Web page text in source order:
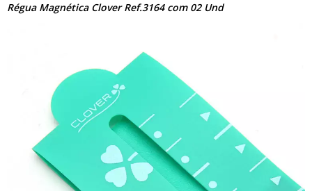
Régua Magnética Clover Ref.3164 com 02 Und